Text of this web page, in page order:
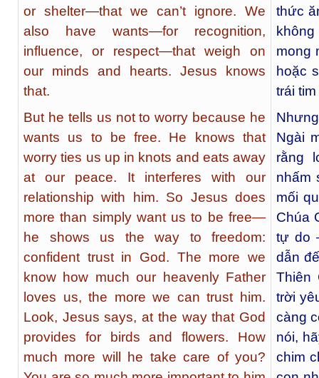
or shelter—that we can’t ignore. We
also have wants—for recognition,
influence, or respect—that weigh on
our minds and hearts. Jesus knows
that.
But he tells us not to worry because he
wants us to be free. He knows that
worry ties us up in knots and eats away
at our peace. It interferes with our
relationship with him. So Jesus does
more than simply want us to be free—
he shows us the way to freedom:
confident trust in God. The more we
know how much our heavenly Father
loves us, the more we can trust him.
Look, Jesus says, at the way that God
provides for birds and flowers. How
much more will he take care of you?
thức
mong
hoặc
trái
Ngài
rằng
nhấm
mối
Chúa
tự do
dẫn
Thiên
trời
càng
nói,
chim